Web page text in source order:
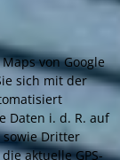
von Google
sich mit der
Daten i. d. R. auf
sowie Dritter
aktuelle GPS-